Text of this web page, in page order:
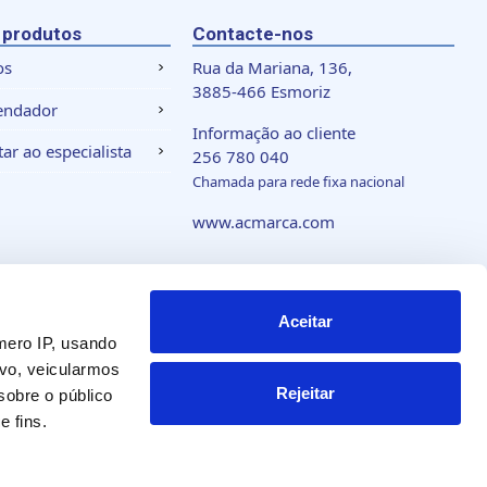
IP, usando
veicularmos
o público
fins.
Aceitar
Rejeitar
produtos
ao especialista
Contacte-nos
Rua da Mariana, 136,
3885-466 Esmoriz
Informação ao cliente
256 780 040
Chamada para rede fixa nacional
www.acmarca.com